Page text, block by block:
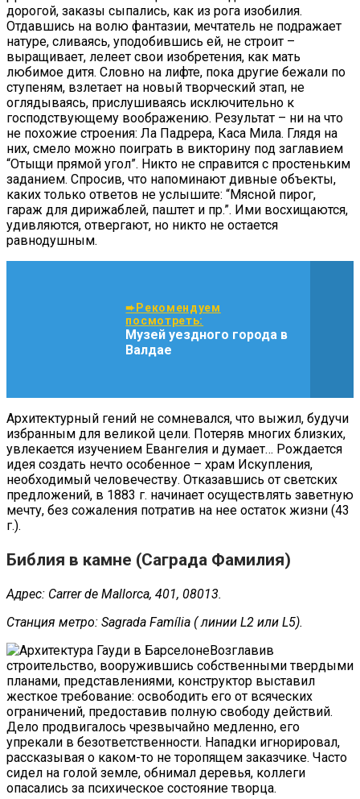
дорогой, заказы сыпались, как из рога изобилия.
Отдавшись на волю фантазии, мечтатель не подражает
натуре, сливаясь, уподобившись ей, не строит –
выращивает, лелеет свои изобретения, как мать
любимое дитя. Словно на лифте, пока другие бежали по
ступеням, взлетает на новый творческий этап, не
оглядываясь, прислушиваясь исключительно к
господствующему воображению. Результат – ни на что
не похожие строения: Ла Падрера, Каса Мила. Глядя на
них, смело можно поиграть в викторину под заглавием
“Отыщи прямой угол”. Никто не справится с простеньким
заданием. Спросив, что напоминают дивные объекты,
каких только ответов не услышите: “Мясной пирог,
гараж для дирижаблей, паштет и пр.”. Ими восхищаются,
удивляются, отвергают, но никто не остается
равнодушным.
➨Рекомендуем
посмотреть:
Музей уездного города в
Валдае
Архитектурный гений не сомневался, что выжил, будучи
избранным для великой цели. Потеряв многих близких,
увлекается изучением Евангелия и думает… Рождается
идея создать нечто особенное – храм Искупления,
необходимый человечеству. Отказавшись от светских
предложений, в 1883 г. начинает осуществлять заветную
мечту, без сожаления потратив на нее остаток жизни (43
г.).
Библия в камне (Саграда Фамилия)
Адрес: Carrer de Mallorca, 401, 08013.
Станция метро: Sagrada Família ( линии L2 или L5).
Возглавив
строительство, вооружившись собственными твердыми
планами, представлениями, конструктор выставил
жесткое требование: освободить его от всяческих
ограничений, предоставив полную свободу действий.
Дело продвигалось чрезвычайно медленно, его
упрекали в безответственности. Нападки игнорировал,
рассказывая о каком-то не торопящем заказчике. Часто
сидел на голой земле, обнимал деревья, коллеги
опасались за психическое состояние творца.